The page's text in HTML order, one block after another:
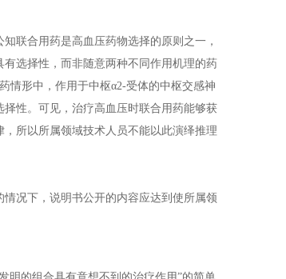
联合用药是高血压药物选择的原则之一，
选择性，而非随意两种不同作用机理的药
情形中，作用于中枢α2-受体的中枢交感神
性。可见，治疗高血压时联合用药能够获
所以所属领域技术人员不能以此演绎推理
况下，说明书公开的内容应达到使所属领